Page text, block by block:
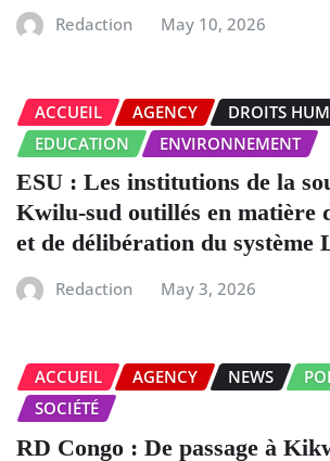
Redaction May 10, 2026
ACCUEIL AGENCY
DROITS
EDUCATION
ENVIRONNEMENT
ESU : Les institutions de la
Kwilu-sud outillés en matière
et de délibération du système
Redaction May 3, 2026
ACCUEIL AGENCY NEWS
SOCIÉTÉ
RD Congo : De passage à